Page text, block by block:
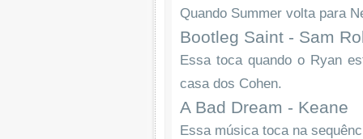
Quando Summer volta para
Bootleg Saint - Sam
Essa toca quando o Ryan
casa dos Cohen.
A Bad Dream - Keane
Essa música toca na